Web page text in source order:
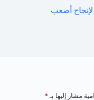
وحلول لإنجاح أصعب
مشار إليها بـ *